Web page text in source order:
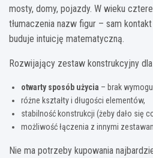
mosty, domy, pojazdy. W wieku
tłumaczenia nazw figur – sam
buduje intuicję matematyczną.
Rozwijający zestaw konstrukcyjny
otwarty sposób użycia – brak
różne kształty i długości elementów,
stabilność konstrukcji (żeby dało się
możliwość łączenia z innymi
Nie ma potrzeby kupowania